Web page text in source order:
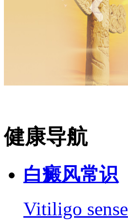
健康导航
白癜风常识
Vitiligo sense